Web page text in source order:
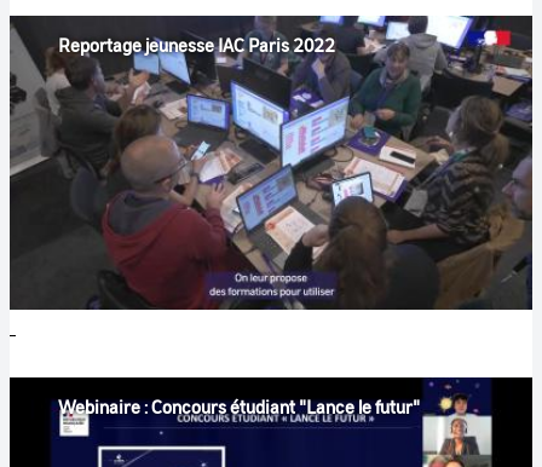
Reportage jeunesse IAC Paris 2022
Webinaire : Concours étudiant "Lance le futur"